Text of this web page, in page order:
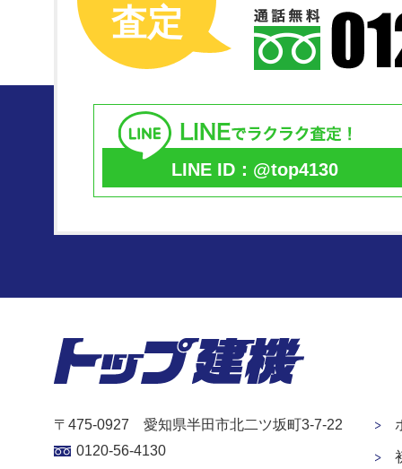
査定
LINE ID：@top4130
〒475-0927 愛知県半田市北二ツ坂町3-7-22
0120-56-4130